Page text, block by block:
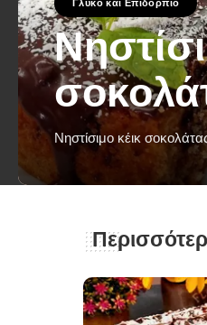
Γλυκό και Επιδόρπιο
Νηστίσιμο κέικ
27 Ιουλίου 2023